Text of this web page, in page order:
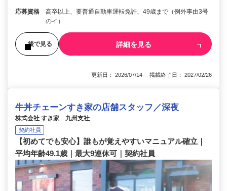
応募資格
高卒以上、要普通自動車運転免許、49歳まで（例外事由3号
のイ）
後で見る 詳細を見る
更新日： 2026/07/14 掲載終了日： 2027/02/26
牛丼チェーンすき家の店舗スタッフ／深夜
株式会社 すき家 九州支社
契約社員
【初めてでも安心】誰もが覚えやすいマニュアル確立｜
平均年齢49.1歳｜最大9連休可｜契約社員